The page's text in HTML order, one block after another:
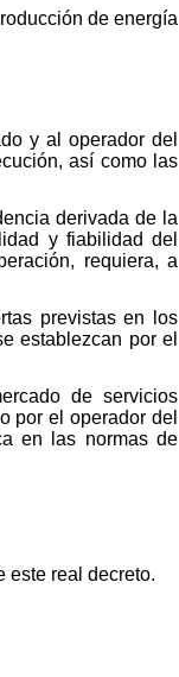
de energía
y al operador del
así como las
derivada de la
y fiabilidad del
requiera, a
previstas en los
establezcan por el
de servicios
por el operador del
en las normas de
este real decreto.